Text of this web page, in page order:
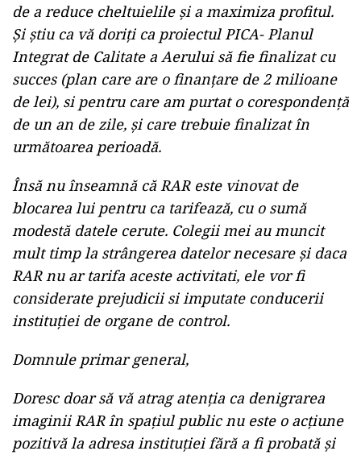
de a reduce cheltuielile și a maximiza profitul.
Și știu ca vă doriți ca proiectul PICA- Planul
Integrat de Calitate a Aerului să fie finalizat cu
succes (plan care are o finanțare de 2 milioane
de lei), si pentru care am purtat o corespondență
de un an de zile, și care trebuie finalizat în
următoarea perioadă.
Însă nu înseamnă că RAR este vinovat de
blocarea lui pentru ca tarifează, cu o sumă
modestă datele cerute. Colegii mei au muncit
mult timp la strângerea datelor necesare și daca
RAR nu ar tarifa aceste activitati, ele vor fi
considerate prejudicii si imputate conducerii
instituției de organe de control.
Domnule primar general,
Doresc doar să vă atrag atenția ca denigrarea
imaginii RAR în spațiul public nu este o acțiune
pozitivă la adresa instituției fără a fi probată și